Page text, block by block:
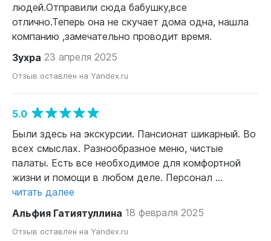
людей.Отправили сюда бабушку,все
отлично.Теперь она не скучает дома одна, нашла
компанию ,замечательно проводит время.
Зухра 23 апреля 2025
Отзыв оставлен на Yandex.ru
5.0
Были здесь на экскурсии. Пансионат шикарный. Во
всех смыслах. Разнообразное меню, чистые
палаты. Есть все необходимое для комфортной
жизни и помощи в любом деле. Персонал ...
читать далее
Альфия Гатиятуллина 18 февраля 2025
Отзыв оставлен на Yandex.ru